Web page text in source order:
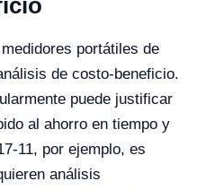
portátiles de
de costo-beneficio.
puede justificar
al ahorro en tiempo y
11, por ejemplo, es
análisis